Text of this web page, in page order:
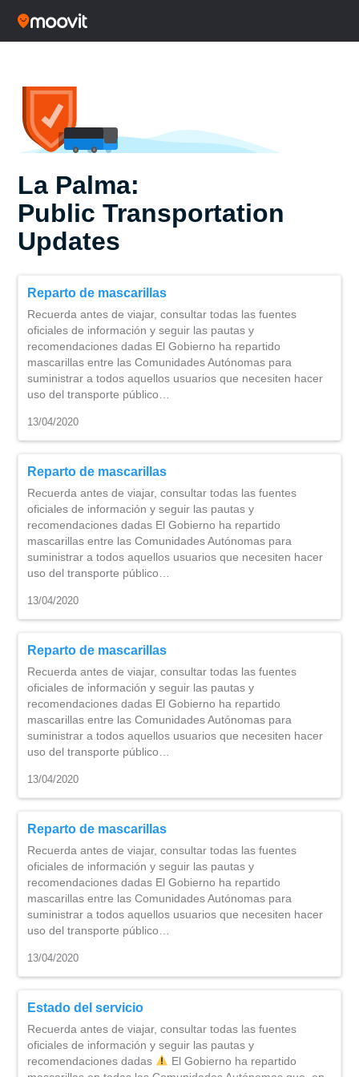
La Palma:
Public Transportation
Updates
Reparto de mascarillas
Recuerda antes de viajar, consultar todas las fuentes
oficiales de información y seguir las pautas y
recomendaciones dadas El Gobierno ha repartido
mascarillas entre las Comunidades Autónomas para
suministrar a todos aquellos usuarios que necesiten hacer
uso del transporte público…
13/04/2020
Reparto de mascarillas
Recuerda antes de viajar, consultar todas las fuentes
oficiales de información y seguir las pautas y
recomendaciones dadas El Gobierno ha repartido
mascarillas entre las Comunidades Autónomas para
suministrar a todos aquellos usuarios que necesiten hacer
uso del transporte público…
13/04/2020
Reparto de mascarillas
Recuerda antes de viajar, consultar todas las fuentes
oficiales de información y seguir las pautas y
recomendaciones dadas El Gobierno ha repartido
mascarillas entre las Comunidades Autónomas para
suministrar a todos aquellos usuarios que necesiten hacer
uso del transporte público…
13/04/2020
Reparto de mascarillas
Recuerda antes de viajar, consultar todas las fuentes
oficiales de información y seguir las pautas y
recomendaciones dadas El Gobierno ha repartido
mascarillas entre las Comunidades Autónomas para
suministrar a todos aquellos usuarios que necesiten hacer
uso del transporte público…
13/04/2020
Estado del servicio
Recuerda antes de viajar, consultar todas las fuentes
oficiales de información y seguir las pautas y
recomendaciones dadas
El Gobierno ha repartido